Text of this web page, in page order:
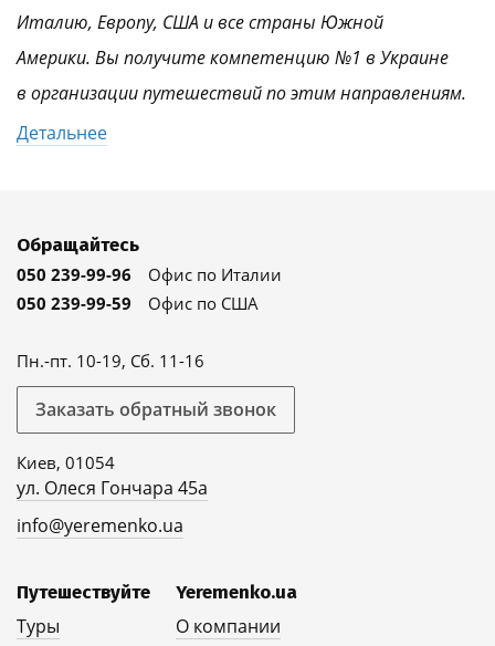
Италию, Европу, США и все страны Южной
Америки. Вы получите компетенцию №1 в Украине
в организации путешествий по этим направлениям.
Детальнее
Обращайтесь
050 239-99-96
Офис по Италии
050 239-99-59
Офис по США
Пн.-пт. 10-19, Сб. 11-16
Заказать обратный звонок
Киев, 01054
ул. Олеся Гончара 45а
info@yeremenko.ua
Путешествуйте
Туры
Yeremenko.ua
О компании